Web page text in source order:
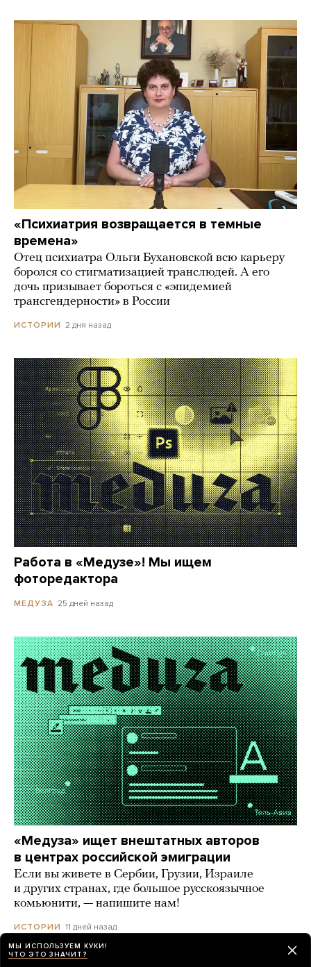
«Психиатрия возвращается в темные
времена»
Отец психиатра Ольги Бухановской всю карьеру
боролся со стигматизацией транслюдей. А его
дочь призывает бороться с «эпидемией
трансгендерности» в России
ИСТОРИИ 2 дня назад
Работа в «Медузе»! Мы ищем
фоторедактора
МЕДУЗА 25 дней назад
«Медуза» ищет внештатных авторов
в центрах российской эмиграции
Если вы живете в Сербии, Грузии, Израиле
и других странах, где большое русскоязычное
комьюнити, — напишите нам!
ИСТОРИИ 11 дней назад
МЫ ИСПОЛЬЗУЕМ КУКИ!
ЧТО ЭТО ЗНАЧИТ?